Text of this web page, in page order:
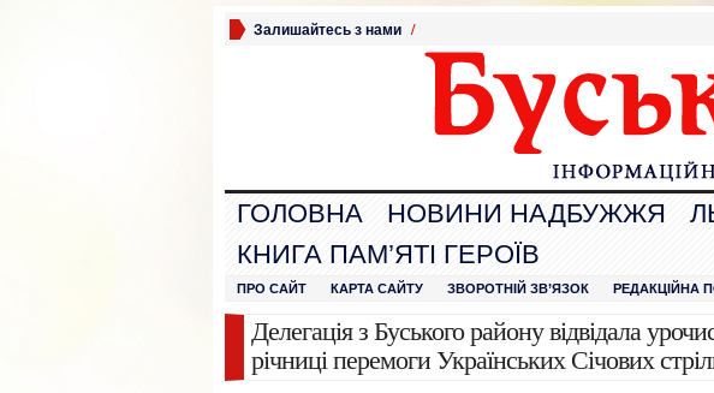
Залишайтесь з нами /
ГОЛОВНА НОВИНИ НАДБУЖЖЯ
КНИГА ПАМ’ЯТІ ГЕРОЇВ
ПРО САЙТ КАРТА САЙТУ ЗВОРОТНІЙ ЗВ’ЯЗОК РЕДАКЦІЙНА
Делегація з Буського району відвідала
річниці перемоги Українських Січових